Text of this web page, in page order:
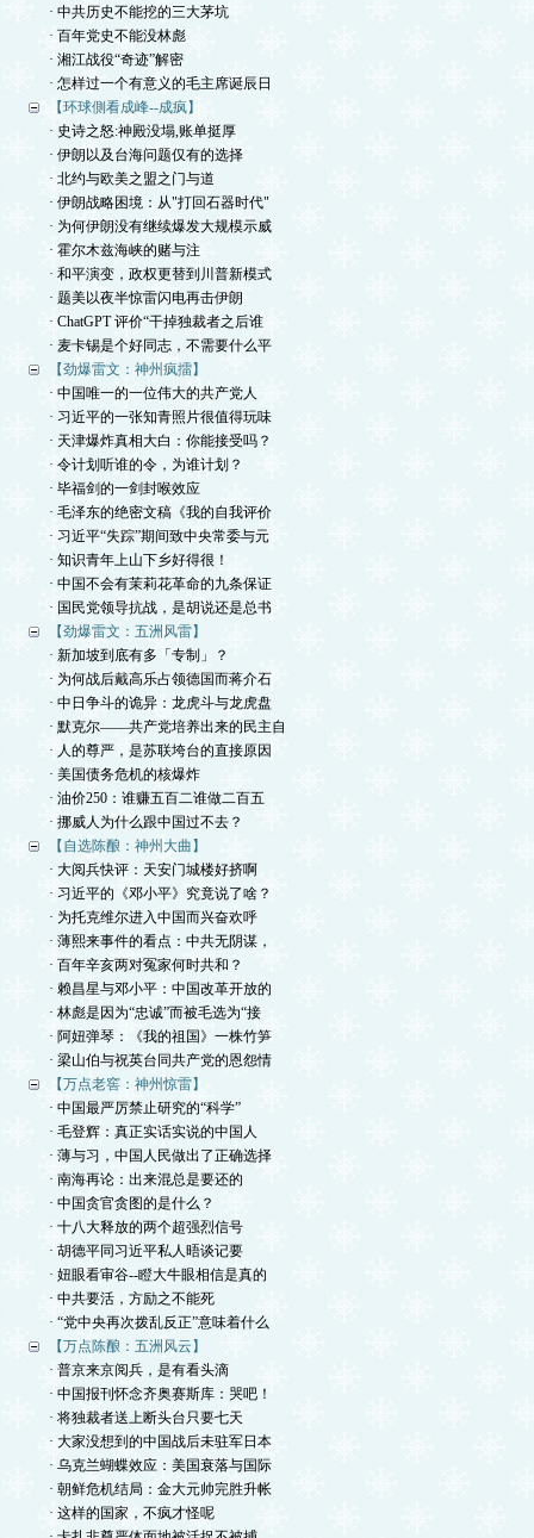
· 中共历史不能挖的三大茅坑
· 百年党史不能没林彪
· 湘江战役“奇迹”解密
· 怎样过一个有意义的毛主席诞辰日
【环球側看成峰--成疯】
· 史诗之怒:神殿没塌,账单挺厚
· 伊朗以及台海问题仅有的选择
· 北约与欧美之盟之门与道
· 伊朗战略困境：从"打回石器时代"
· 为何伊朗没有继续爆发大规模示威
· 霍尔木兹海峡的赌与注
· 和平演变，政权更替到川普新模式
· 题美以夜半惊雷闪电再击伊朗
· ChatGPT 评价“干掉独裁者之后谁
· 麦卡锡是个好同志，不需要什么平
【劲爆雷文：神州疯擂】
· 中国唯一的一位伟大的共产党人
· 习近平的一张知青照片很值得玩味
· 天津爆炸真相大白：你能接受吗？
· 令计划听谁的令，为谁计划？
· 毕福剑的一剑封喉效应
· 毛泽东的绝密文稿《我的自我评价
· 习近平“失踪”期间致中央常委与元
· 知识青年上山下乡好得很！
· 中国不会有茉莉花革命的九条保证
· 国民党领导抗战，是胡说还是总书
【劲爆雷文：五洲风雷】
· 新加坡到底有多「专制」？
· 为何战后戴高乐占领德国而蒋介石
· 中日争斗的诡异：龙虎斗与龙虎盘
· 默克尔——共产党培养出来的民主自
· 人的尊严，是苏联垮台的直接原因
· 美国债务危机的核爆炸
· 油价250：谁赚五百二谁做二百五
· 挪威人为什么跟中国过不去？
【自选陈酿：神州大曲】
· 大阅兵快评：天安门城楼好挤啊
· 习近平的《邓小平》究竟说了啥？
· 为托克维尔进入中国而兴奋欢呼
· 薄熙来事件的看点：中共无阴谋，
· 百年辛亥两对冤家何时共和？
· 赖昌星与邓小平：中国改革开放的
· 林彪是因为“忠诚”而被毛选为“接
· 阿妞弹琴：《我的祖国》一株竹笋
· 梁山伯与祝英台同共产党的恩怨情
【万点老窖：神州惊雷】
· 中国最严厉禁止研究的“科学”
· 毛登辉：真正实话实说的中国人
· 薄与习，中国人民做出了正确选择
· 南海再论：出来混总是要还的
· 中国贪官贪图的是什么？
· 十八大释放的两个超强烈信号
· 胡德平同习近平私人晤谈记要
· 妞眼看审谷--瞪大牛眼相信是真的
· 中共要活，方励之不能死
· “党中央再次拨乱反正”意味着什么
【万点陈酿：五洲风云】
· 普京来京阅兵，是有看头滴
· 中国报刊怀念齐奥赛斯库：哭吧！
· 将独裁者送上断头台只要七天
· 大家没想到的中国战后未驻军日本
· 乌克兰蝴蝶效应：美国衰落与国际
· 朝鲜危机结局：金大元帅完胜升帐
· 这样的国家，不疯才怪呢